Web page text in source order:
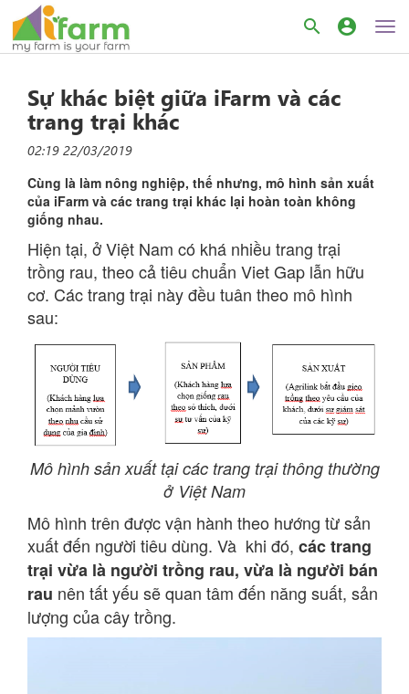
search account_circle
Sự khác biệt giữa iFarm và các
trang trại khác
02:19 22/03/2019
Cùng là làm nông nghiệp, thế nhưng, mô hình sản xuất
của iFarm và các trang trại khác lại hoàn toàn không
giống nhau.
Hiện tại, ở Việt Nam có khá nhiều trang trại
trồng rau, theo cả tiêu chuẩn Viet Gap lẫn hữu
cơ. Các trang trại này đều tuân theo mô hình
sau:
Mô hình sản xuất tại các trang trại thông thường
ở Việt Nam
Mô hình trên được vận hành theo hướng từ sản
xuất đến người tiêu dùng. Và khi đó, các trang
trại vừa là người trồng rau, vừa là người bán
rau nên tất yếu sẽ quan tâm đến năng suất, sản
lượng của cây trồng.